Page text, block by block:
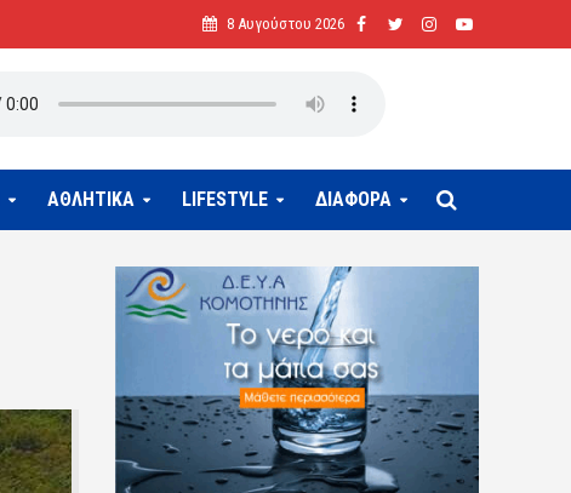
8 Αυγούστου 2026
ΑΘΛΗΤΙΚΑ LIFESTYLE ΔΙΑΦΟΡΑ